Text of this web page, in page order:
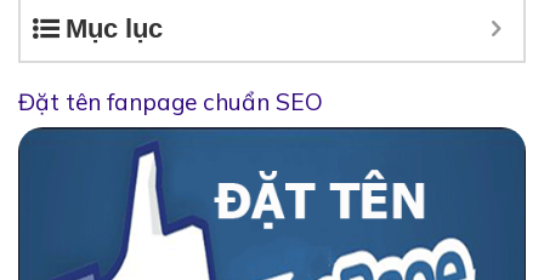
Mục lục
Đặt tên fanpage chuẩn SEO